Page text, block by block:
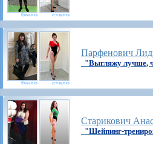
Парфенович
"Выгляжу лучше,
Старикович
"Шейпинг-